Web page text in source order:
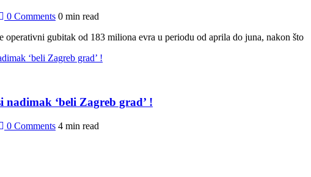
0 Comments 0 min read
gubitak od 183 miliona evra u periodu od aprila do juna, nakon što
‘beli Zagreb grad’ !
0 Comments 4 min read